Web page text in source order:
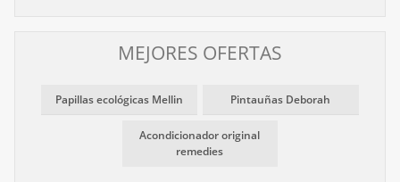
MEJORES OFERTAS
Papillas ecológicas Mellin Pintauñas Deborah
Acondicionador original
remedies